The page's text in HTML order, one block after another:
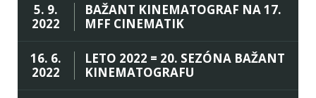
5. 9.
2022
BAŽANT KINEMATOGRAF NA 17.
MFF CINEMATIK
16. 6.
2022
LETO 2022 = 20. SEZÓNA BAŽANT
KINEMATOGRAFU